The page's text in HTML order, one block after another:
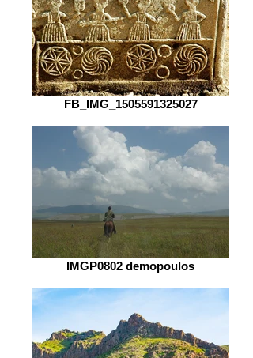
FB_IMG_1505591325027
IMGP0802 demopoulos